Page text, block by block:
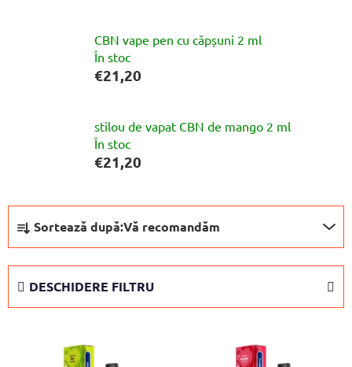
CBN vape pen cu căpșuni 2 ml
În stoc
€21,20
stilou de vapat CBN de mango 2 ml
În stoc
€21,20
e
l
Sortează după:Vă recomandăm
DESCHIDERE FILTRU